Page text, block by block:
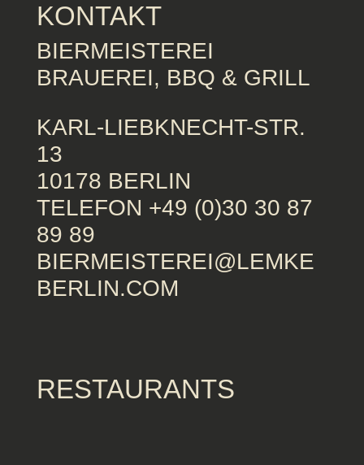
KONTAKT
BIERMEISTEREI
BRAUEREI, BBQ & GRILL
KARL-LIEBKNECHT-STR.
13
10178 BERLIN
TELEFON +49 (0)30 30 87
89 89
BIERMEISTEREI@LEMKE
BERLIN.COM
RESTAURANTS